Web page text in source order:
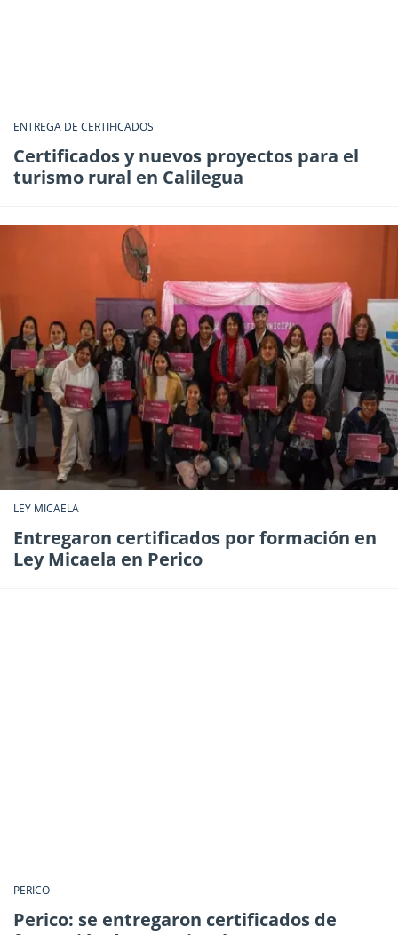
ENTREGA DE CERTIFICADOS
Certificados y nuevos proyectos para el
turismo rural en Calilegua
LEY MICAELA
Entregaron certificados por formación en
Ley Micaela en Perico
PERICO
Perico: se entregaron certificados de